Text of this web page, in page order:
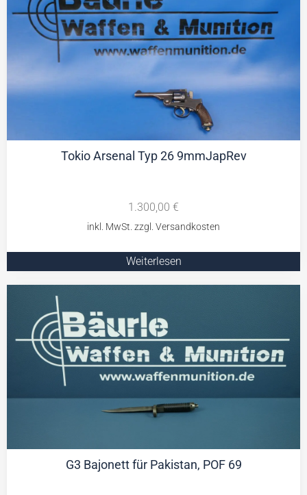
Tokio Arsenal Typ 26 9mmJapRev
1.300,00 €
Weiterlesen
G3 Bajonett für Pakistan, POF 69